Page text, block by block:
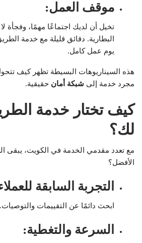
موقف العمل:
تخيل أن لديك اجتماعًا مهمًا، وفجأة
البطارية. دقائق قليلة مع خدمة
يوم عمل كامل.
هذه السيناريوهات البسيطة تظهر كيف
مجرد خدمة إلى شبكة أمان حقيقية.
كيف تختار خدمة
لك؟
مع تعدد مقدمي الخدمة في الكويت، يبقى
الأفضل؟
التجربة السابقة
ابحث دائمًا عن التقييمات والتوصيات.
السرعة والتغطية: